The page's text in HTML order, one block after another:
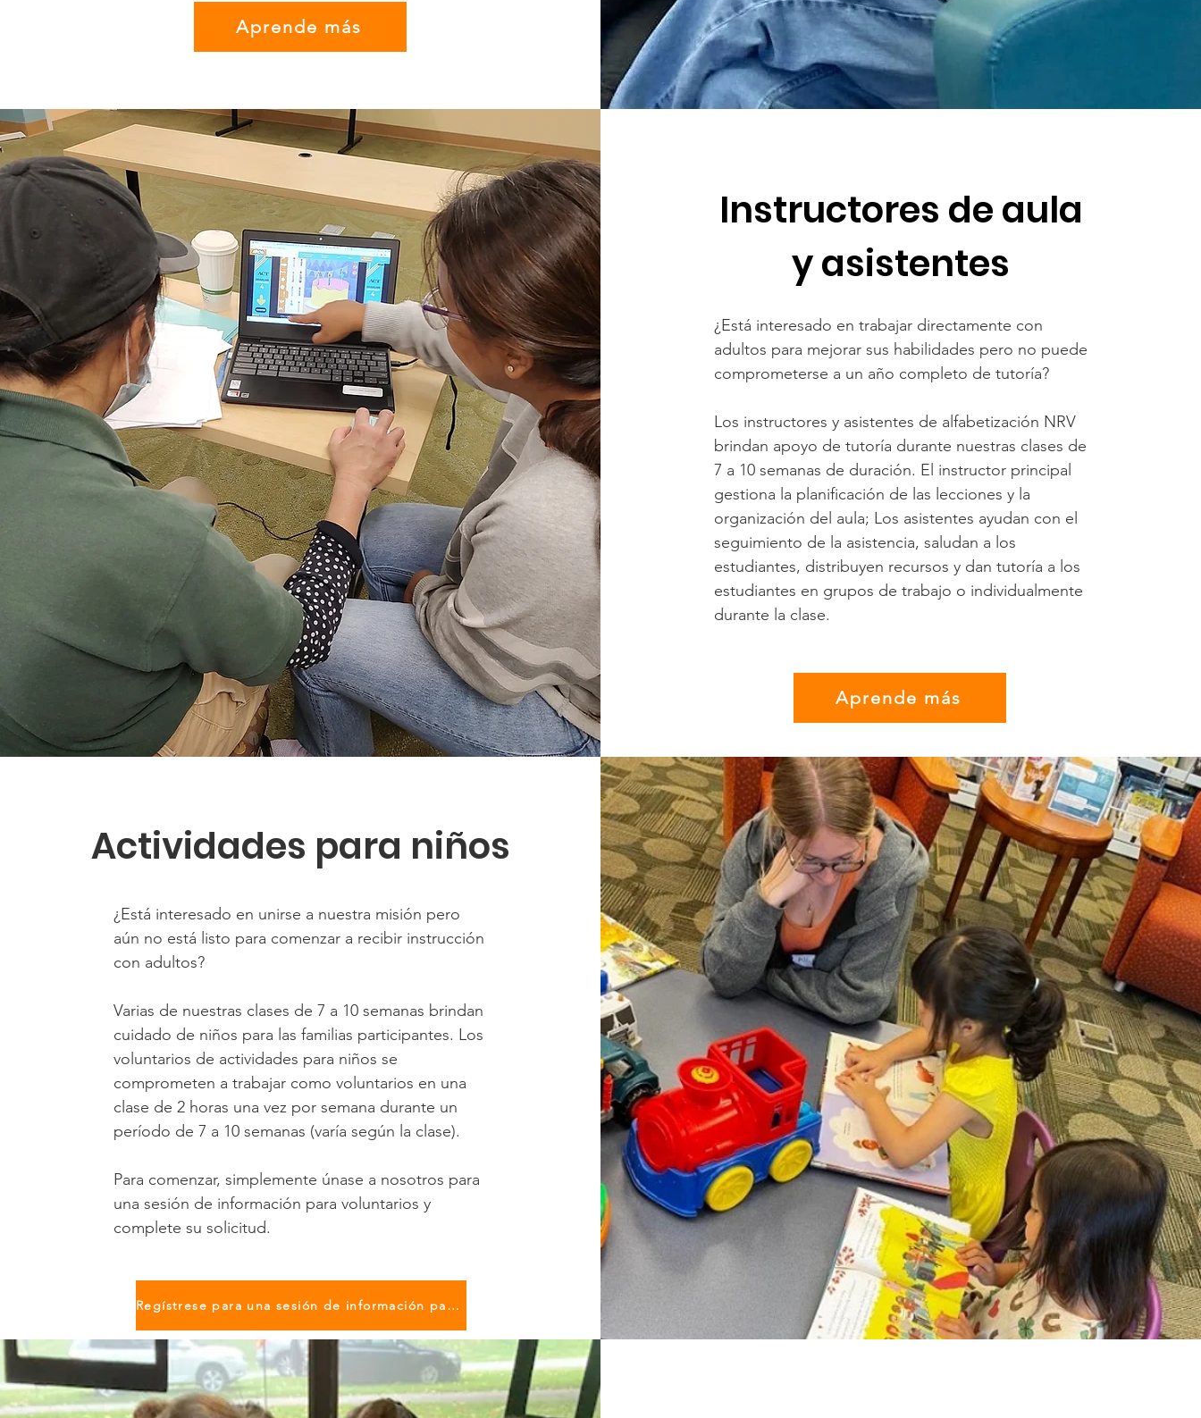
Aprende más
Instructores de aula
y asistentes
¿Está interesado en trabajar directamente con
adultos para mejorar sus habilidades pero no puede
comprometerse a un año completo de tutoría?
Los instructores y asistentes de alfabetización NRV
brindan apoyo de tutoría durante nuestras clases de
7 a 10 semanas de duración. El instructor principal
gestiona la planificación de las lecciones y la
organización del aula; Los asistentes ayudan con el
seguimiento de la asistencia, saludan a los
estudiantes, distribuyen recursos y dan tutoría a los
estudiantes en grupos de trabajo o individualmente
durante la clase.
Aprende más
Actividades para niños
¿Está interesado en unirse a nuestra misión pero
aún no está listo para comenzar a recibir instrucción
con adultos?
Varias de nuestras clases de 7 a 10 semanas brindan
cuidado de niños para las familias participantes. Los
voluntarios de actividades para niños se
comprometen a trabajar como voluntarios en una
clase de 2 horas una vez por semana durante un
período de 7 a 10 semanas (varía según la clase).
Para comenzar, simplemente únase a nosotros para
una sesión de información para voluntarios y
complete su solicitud.
Regístrese para una sesión de información para voluntarios